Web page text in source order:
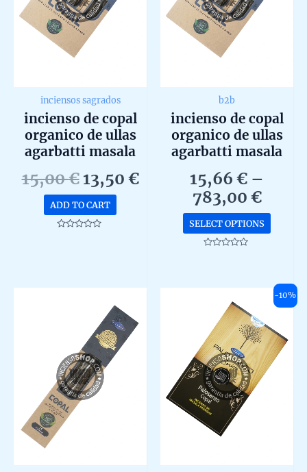
inciensos sagrados
incienso de copal
organico de ullas
agarbatti masala
caja de 12 uds de
25g
15,00€ Original
price
was:
15,00 €.
13,50 €Current
13,50 €.
ADD TO CART
b2b
incienso de copal
organico de ullas
agarbatti masala
caja de 12 uds de
25g b2b
15,66 € –
783,00 €Price
SELECT OPTIONS
The
may
be
chosen
5
-10%